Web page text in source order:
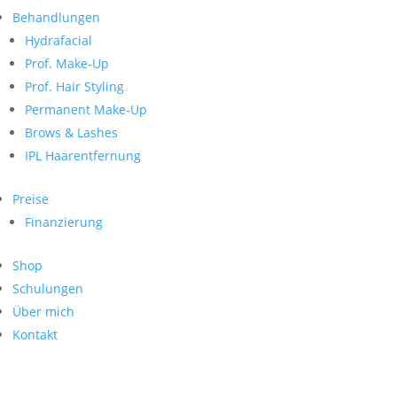
Behandlungen
Hydrafacial
Prof. Make-Up
Prof. Hair Styling
Permanent Make-Up
Brows & Lashes
IPL Haarentfernung
Preise
Finanzierung
Shop
Schulungen
Über mich
Kontakt
nach:
Neueste Kommentare
Archiv
Kategorien
Keine Kategorien
Meta
Anmelden
Feed der Einträge
WordPress.org
Search
nach:
Archive
Kontakt
Impressum
Datenschutz